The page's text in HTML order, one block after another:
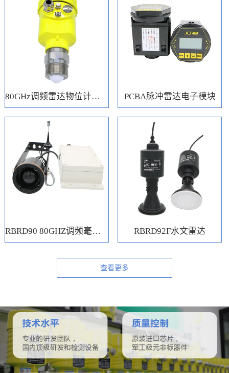
80GHz调频雷达物位计（RBRD71） PCBA脉冲雷达电子模块
RBRD90 80GHZ调频毫米波水位计 RBRD92F水文雷达
查看更多